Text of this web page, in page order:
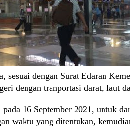
sesuai dengan Surat Edaran
dengan tranportasi darat, laut
16 September 2021, untuk
waktu yang ditentukan,